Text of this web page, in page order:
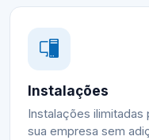
Instalações
Instalações
sua empresa sem